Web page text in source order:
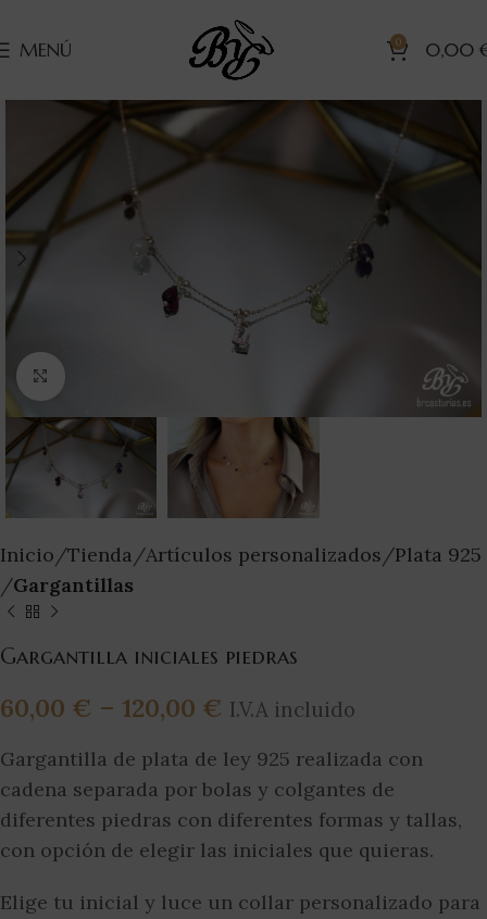
MENÚ 0 0,00
Clic para ampliar
Inicio Tienda Artículos personalizados
Plata 925
Gargantillas
Gargantilla iniciales piedras
60,00 € – 120,00 € I.V.A incluido
Gargantilla de plata de ley 925 realizada con
cadena separada por bolas y colgantes de
diferentes piedras con diferentes formas y tallas,
con opción de elegir las iniciales que quieras.
Elige tu inicial y luce un collar personalizado para